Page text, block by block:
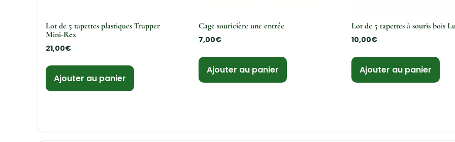
Lot de 5 tapettes plastiques Trapper
Mini-Rex
21,00€
Ajouter au panier
Cage souricière une entrée
7,00€
Ajouter au panier
Lot de 5 tapettes à souris bois
10,00€
Ajouter au panier